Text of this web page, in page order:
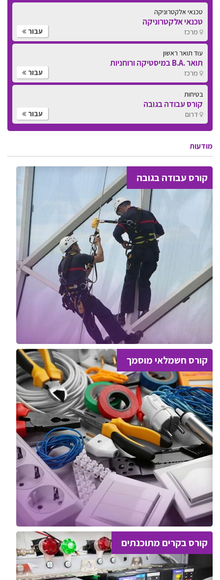
טכנאי אלקטרוניקה
טכנאי אלקטרוניקה
מרכז עבור
עוד תואר ראשון
תואר .B.A במיסטיקה ורוחניות
מרכז עבור
בטיחות
קורס עבודה בגובה
דרום עבור
מודעות
קורס עבודה בגובה
קורס חשמלאי מוסמך
קורס בקרים מתוכנתים